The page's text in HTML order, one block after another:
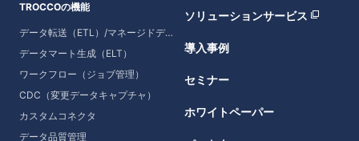
TROCCOの機能
データ転送（ETL）/マネージドデータ転送
データマート生成（ELT）
ワークフロー（ジョブ管理）
CDC（変更データキャプチャ）
カスタムコネクタ
データ品質管理
ソリューションサービス
導入事例
セミナー
ホワイトペーパー